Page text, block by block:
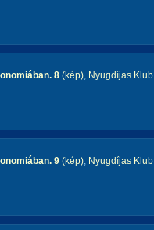
8 (kép), Nyugdíjas Klub
9 (kép), Nyugdíjas Klub